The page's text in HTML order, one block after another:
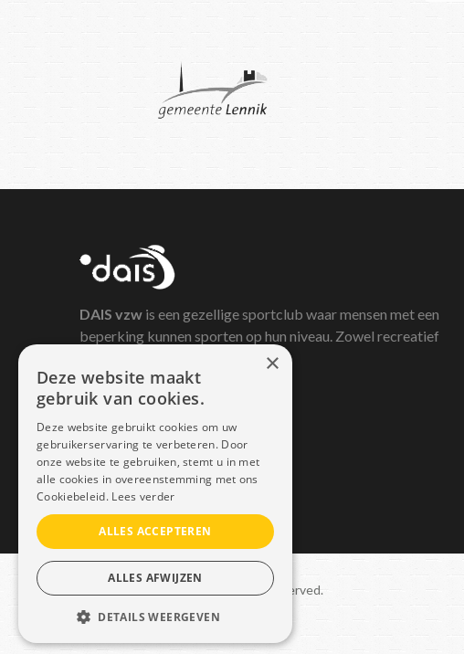
DAIS vzw is een gezellige sportclub waar mensen met een
beperking kunnen sporten op hun niveau. Zowel recreatief
Copyright © 2021 Dais. All rights reserved.
Sitemap–GDPR
×
Deze website maakt
gebruik van cookies.
Deze website gebruikt cookies om uw
gebruikerservaring te verbeteren. Door
onze website te gebruiken, stemt u in met
alle cookies in overeenstemming met ons
Cookiebeleid. Lees verder
ALLES ACCEPTEREN
ALLES AFWIJZEN
DETAILS WEERGEVEN
STRIKT NOODZAKELIJK